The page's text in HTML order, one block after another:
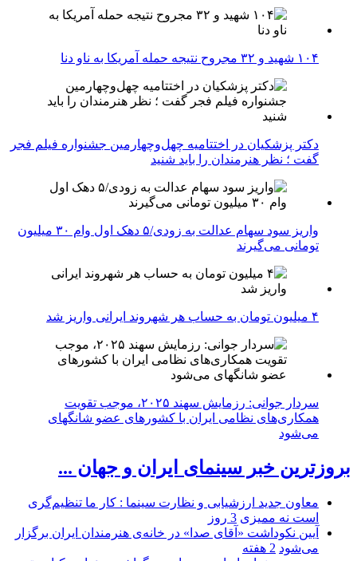
۱۰۴ شهید و ۳۲ مجروح نتیجه حمله آمریکا به ناو دنا
دکتر پزشکیان در اختتامیه چهل‌وچهارمین جشنواره فیلم فجر
گفت ؛ نظر هنرمندان را باید شنید
واریز سود سهام عدالت به زودی/۵ دهک اول وام ۳۰ میلیون
تومانی می‌گیرند
۴ میلیون تومان به حساب هر شهروند ایرانی واریز شد
سردار جوانی: رزمایش سهند ۲۰۲۵، موجب تقویت
همکاری‌های نظامی ایران با کشور‌های عضو شانگهای
می‌شود
بروزترین خبر سینمای ایران و جهان ...
معاون جدید ارزشیابی و نظارت سینما : کار ما تنظیم‌گری
است نه ممیزی 3 روز
آیین نکوداشت «آقای صدا» در خانه‌ی هنرمندان ایران برگزار
می‌شود 2 هفته